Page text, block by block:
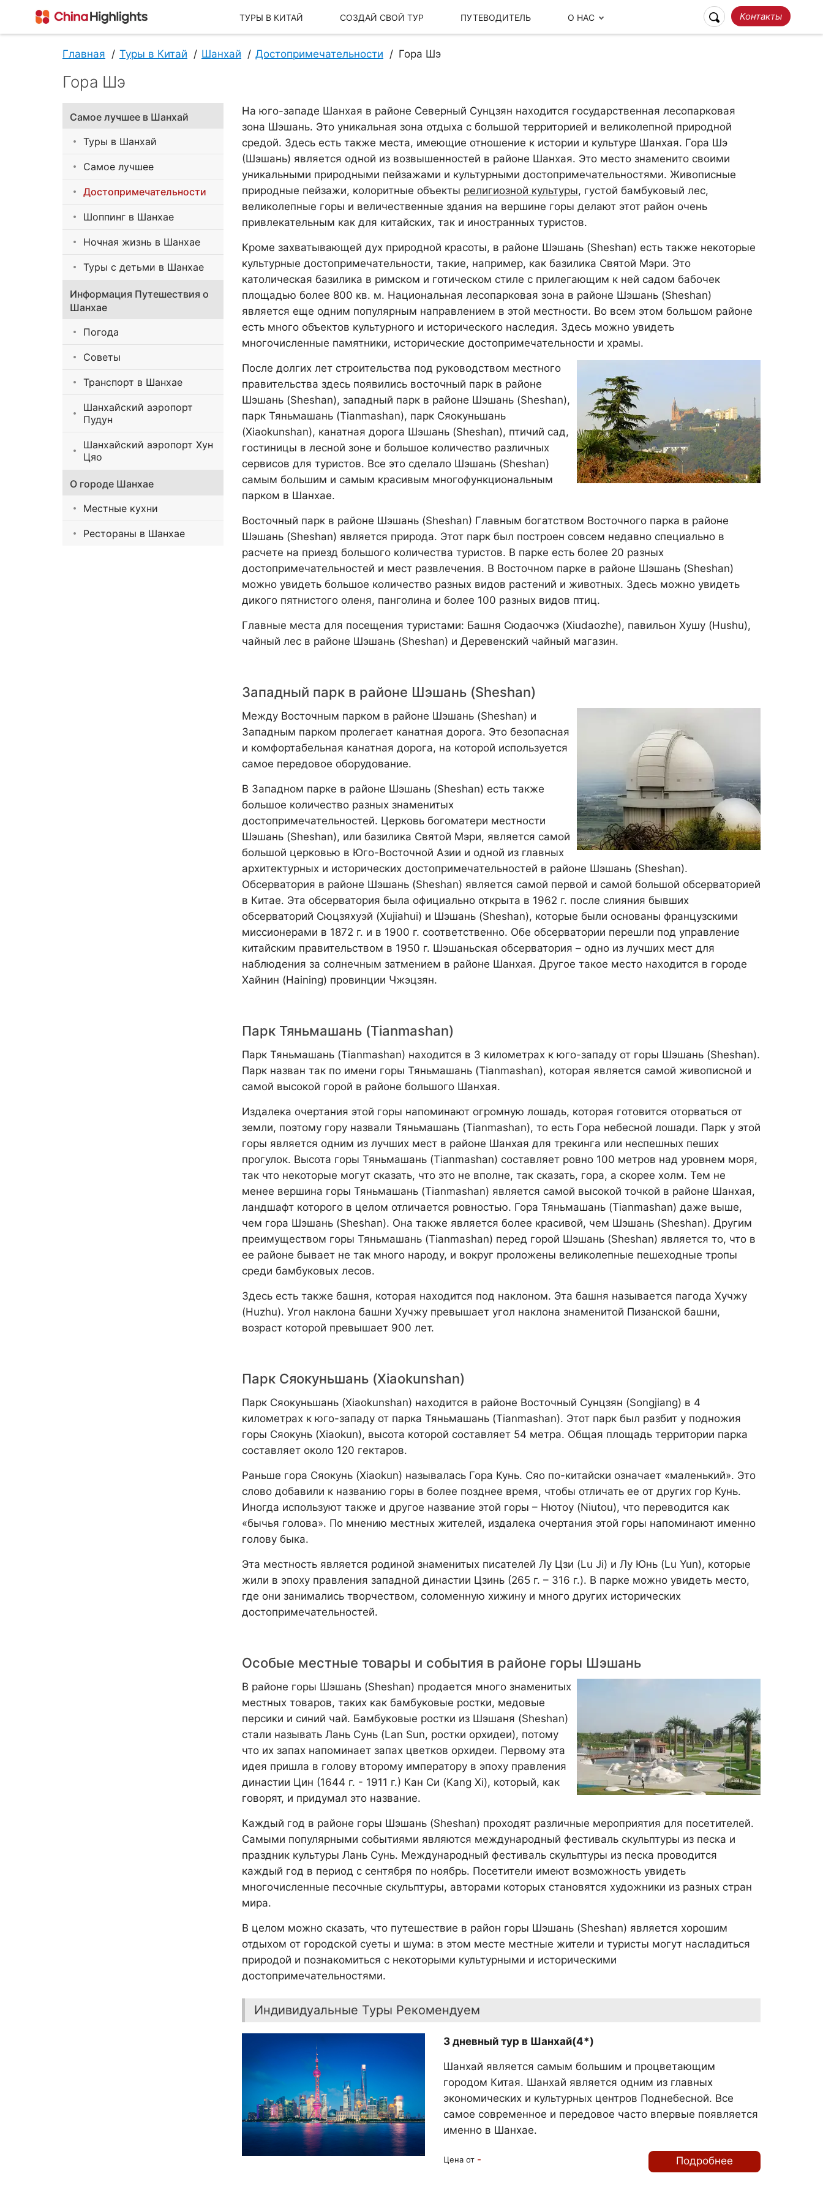
ТУРЫ В КИТАЙ СОЗДАЙ СВОЙ ТУР ПУТЕВОДИТЕЛЬ О НАС
О China Highlights Наша История Наш бренд Наши отзывы
Контакты
Главная Туры в Китай Шанхай Достопримечательности Гора Шэ
Гора Шэ
На юго-западе Шанхая в районе Северный Сунцзян находится государственная лесопарковая
зона Шэшань. Это уникальная зона отдыха с большой территорией и великолепной природной
средой. Здесь есть также места, имеющие отношение к истории и культуре Шанхая. Гора Шэ
(Шэшань) является одной из возвышенностей в районе Шанхая. Это место знаменито своими
уникальными природными пейзажами и культурными достопримечательностями. Живописные
природные пейзажи, колоритные объекты религиозной культуры, густой бамбуковый лес,
великолепные горы и величественные здания на вершине горы делают этот район очень
привлекательным как для китайских, так и иностранных туристов.
Кроме захватывающей дух природной красоты, в районе Шэшань (Sheshan) есть также некоторые
культурные достопримечательности, такие, например, как базилика Святой Мэри. Это
католическая базилика в римском и готическом стиле с прилегающим к ней садом бабочек
площадью более 800 кв. м. Национальная лесопарковая зона в районе Шэшань (Sheshan)
является еще одним популярным направлением в этой местности. Во всем этом большом районе
есть много объектов культурного и исторического наследия. Здесь можно увидеть
многочисленные памятники, исторические достопримечательности и храмы.
После долгих лет строительства под руководством местного
правительства здесь появились восточный парк в районе
Шэшань (Sheshan), западный парк в районе Шэшань (Sheshan),
парк Тяньмашань (Tianmashan), парк Сяокуньшань
(Xiaokunshan), канатная дорога Шэшань (Sheshan), птичий сад,
гостиницы в лесной зоне и большое количество различных
сервисов для туристов. Все это сделало Шэшань (Sheshan)
самым большим и самым красивым многофункциональным
парком в Шанхае.
Восточный парк в районе Шэшань (Sheshan) Главным богатством Восточного парка в районе
Шэшань (Sheshan) является природа. Этот парк был построен совсем недавно специально в
расчете на приезд большого количества туристов. В парке есть более 20 разных
достопримечательностей и мест развлечения. В Восточном парке в районе Шэшань (Sheshan)
можно увидеть большое количество разных видов растений и животных. Здесь можно увидеть
дикого пятнистого оленя, панголина и более 100 разных видов птиц.
Главные места для посещения туристами: Башня Сюдаочжэ (Xiudaozhe), павильон Хушу (Hushu),
чайный лес в районе Шэшань (Sheshan) и Деревенский чайный магазин.
Западный парк в районе Шэшань (Sheshan)
Между Восточным парком в районе Шэшань (Sheshan) и
Западным парком пролегает канатная дорога. Это безопасная
и комфортабельная канатная дорога, на которой используется
самое передовое оборудование.
В Западном парке в районе Шэшань (Sheshan) есть также
большое количество разных знаменитых
достопримечательностей. Церковь богоматери местности
Шэшань (Sheshan), или базилика Святой Мэри, является самой
большой церковью в Юго-Восточной Азии и одной из главных
архитектурных и исторических достопримечательностей в районе Шэшань (Sheshan).
Обсерватория в районе Шэшань (Sheshan) является самой первой и самой большой обсерваторией
в Китае. Эта обсерватория была официально открыта в 1962 г. после слияния бывших
обсерваторий Сюцзяхуэй (Xujiahui) и Шэшань (Sheshan), которые были основаны французскими
миссионерами в 1872 г. и в 1900 г. соответственно. Обе обсерватории перешли под управление
китайским правительством в 1950 г. Шэшаньская обсерватория – одно из лучших мест для
наблюдения за солнечным затмением в районе Шанхая. Другое такое место находится в городе
Хайнин (Haining) провинции Чжэцзян.
Парк Тяньмашань (Tianmashan)
Парк Тяньмашань (Tianmashan) находится в 3 километрах к юго-западу от горы Шэшань (Sheshan).
Парк назван так по имени горы Тяньмашань (Tianmashan), которая является самой живописной и
самой высокой горой в районе большого Шанхая.
Издалека очертания этой горы напоминают огромную лошадь, которая готовится оторваться от
земли, поэтому гору назвали Тяньмашань (Tianmashan), то есть Гора небесной лошади. Парк у этой
горы является одним из лучших мест в районе Шанхая для трекинга или неспешных пеших
прогулок. Высота горы Тяньмашань (Tianmashan) составляет ровно 100 метров над уровнем моря,
так что некоторые могут сказать, что это не вполне, так сказать, гора, а скорее холм. Тем не
менее вершина горы Тяньмашань (Tianmashan) является самой высокой точкой в районе Шанхая,
ландшафт которого в целом отличается ровностью. Гора Тяньмашань (Tianmashan) даже выше,
чем гора Шэшань (Sheshan). Она также является более красивой, чем Шэшань (Sheshan). Другим
преимуществом горы Тяньмашань (Tianmashan) перед горой Шэшань (Sheshan) является то, что в
ее районе бывает не так много народу, и вокруг проложены великолепные пешеходные тропы
среди бамбуковых лесов.
Здесь есть также башня, которая находится под наклоном. Эта башня называется пагода Хучжу
(Huzhu). Угол наклона башни Хучжу превышает угол наклона знаменитой Пизанской башни,
возраст которой превышает 900 лет.
Парк Сяокуньшань (Xiaokunshan)
Парк Сяокуньшань (Xiaokunshan) находится в районе Восточный Сунцзян (Songjiang) в 4
километрах к юго-западу от парка Тяньмашань (Tianmashan). Этот парк был разбит у подножия
горы Сяокунь (Xiaokun), высота которой составляет 54 метра. Общая площадь территории парка
составляет около 120 гектаров.
Раньше гора Сяокунь (Xiaokun) называлась Гора Кунь. Сяо по-китайски означает «маленький». Это
слово добавили к названию горы в более позднее время, чтобы отличать ее от других гор Кунь.
Иногда используют также и другое название этой горы – Нютоу (Niutou), что переводится как
«бычья голова». По мнению местных жителей, издалека очертания этой горы напоминают именно
голову быка.
Эта местность является родиной знаменитых писателей Лу Цзи (Lu Ji) и Лу Юнь (Lu Yun), которые
жили в эпоху правления западной династии Цзинь (265 г. – 316 г.). В парке можно увидеть место,
где они занимались творчеством, соломенную хижину и много других исторических
достопримечательностей.
Особые местные товары и события в районе горы Шэшань
В районе горы Шэшань (Sheshan) продается много знаменитых
местных товаров, таких как бамбуковые ростки, медовые
персики и синий чай. Бамбуковые ростки из Шэшаня (Sheshan)
стали называть Лань Сунь (Lan Sun, ростки орхидеи), потому
что их запах напоминает запах цветков орхидеи. Первому эта
идея пришла в голову второму императору в эпоху правления
династии Цин (1644 г. - 1911 г.) Кан Си (Kang Xi), который, как
говорят, и придумал это название.
Каждый год в районе горы Шэшань (Sheshan) проходят различные мероприятия для посетителей.
Самыми популярными событиями являются международный фестиваль скульптуры из песка и
праздник культуры Лань Сунь. Международный фестиваль скульптуры из песка проводится
каждый год в период с сентября по ноябрь. Посетители имеют возможность увидеть
многочисленные песочные скульптуры, авторами которых становятся художники из разных стран
мира.
В целом можно сказать, что путешествие в район горы Шэшань (Sheshan) является хорошим
отдыхом от городской суеты и шума: в этом месте местные жители и туристы могут насладиться
природой и познакомиться с некоторыми культурными и историческими
достопримечательностями.
Индивидуальные Туры Рекомендуем
3 дневный тур в Шанхай(4*)
Шанхай является самым большим и процветающим
городом Китая. Шанхай является одним из главных
экономических и культурных центров Поднебесной. Все
самое современное и передовое часто впервые появляется
именно в Шанхае.
Цена от - Подробнее
Самое лучшее в Шанхай
Туры в Шанхай
Самое лучшее
Достопримечательности
Шоппинг в Шанхае
Ночная жизнь в Шанхае
Туры с детьми в Шанхае
Информация Путешествия о
Шанхае
Погода
Советы
Транспорт в Шанхае
Шанхайский аэропорт
Пудун
Шанхайский аэропорт Хун
Цяо
О городе Шанхае
Местные кухни
Рестораны в Шанхае